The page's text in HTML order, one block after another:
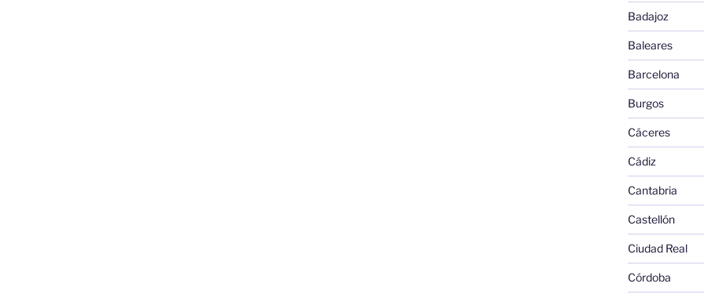
Badajoz
Baleares
Barcelona
Burgos
Cáceres
Cádiz
Cantabria
Castellón
Ciudad Real
Córdoba